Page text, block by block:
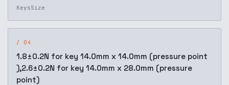
KeysSize
/ 04
1.8±0.2N for key 14.0mm x 14.0mm (pressure point
),2.6±0.2N for key 14.0mm x 28.0mm (pressure
point)